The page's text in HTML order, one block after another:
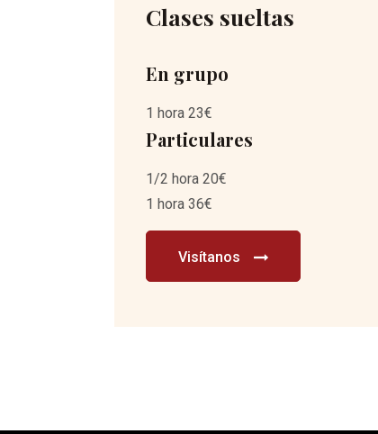
Clases sueltas
En grupo
1 hora 23€
Particulares
1/2 hora 20€
1 hora 36€
Visítanos